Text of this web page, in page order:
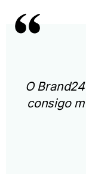
O
consigo